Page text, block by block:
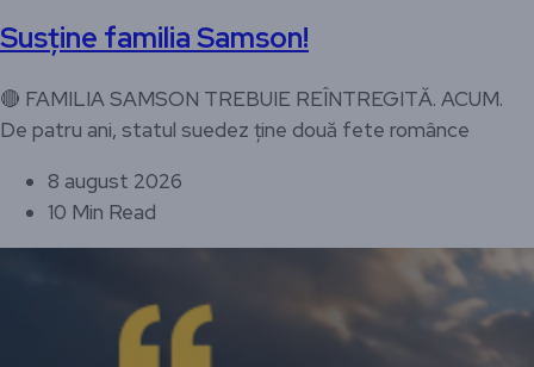
Susține familia Samson!
🔴 FAMILIA SAMSON TREBUIE REÎNTREGITĂ. ACUM.
De patru ani, statul suedez ține două fete românce
8 august 2026
10 Min Read